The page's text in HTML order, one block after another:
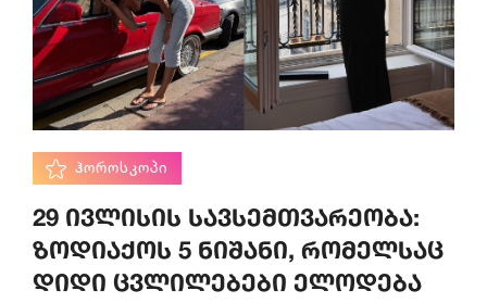
ᲰᲝᲠᲝᲡᲙᲝᲞᲘ
29 ივლისის სავსემთვარეობა:
ზოდიაქოს 5 ნიშანი, რომელსაც
დიდი ცვლილებები ელოდება